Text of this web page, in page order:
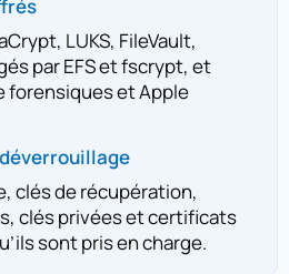
LUKS, FileVault,
par EFS et fscrypt, et
forensiques et Apple
clés de récupération,
clés privées et certificats
sont pris en charge.